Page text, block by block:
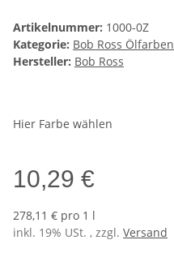
Artikelnummer: 1000-0Z
Kategorie: Bob Ross Ölfarben
Hersteller: Bob Ross
Hier Farbe wählen
10,29 €
278,11 € pro 1 l
inkl. 19% USt. , zzgl. Versand